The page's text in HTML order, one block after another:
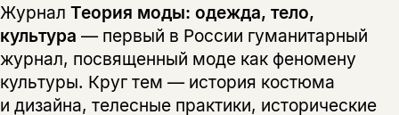
Журнал Теория моды: одежда, тело,
культура — первый в России гуманитарный
журнал, посвященный моде как феномену
культуры. Круг тем — история костюма
и дизайна, телесные практики, исторические